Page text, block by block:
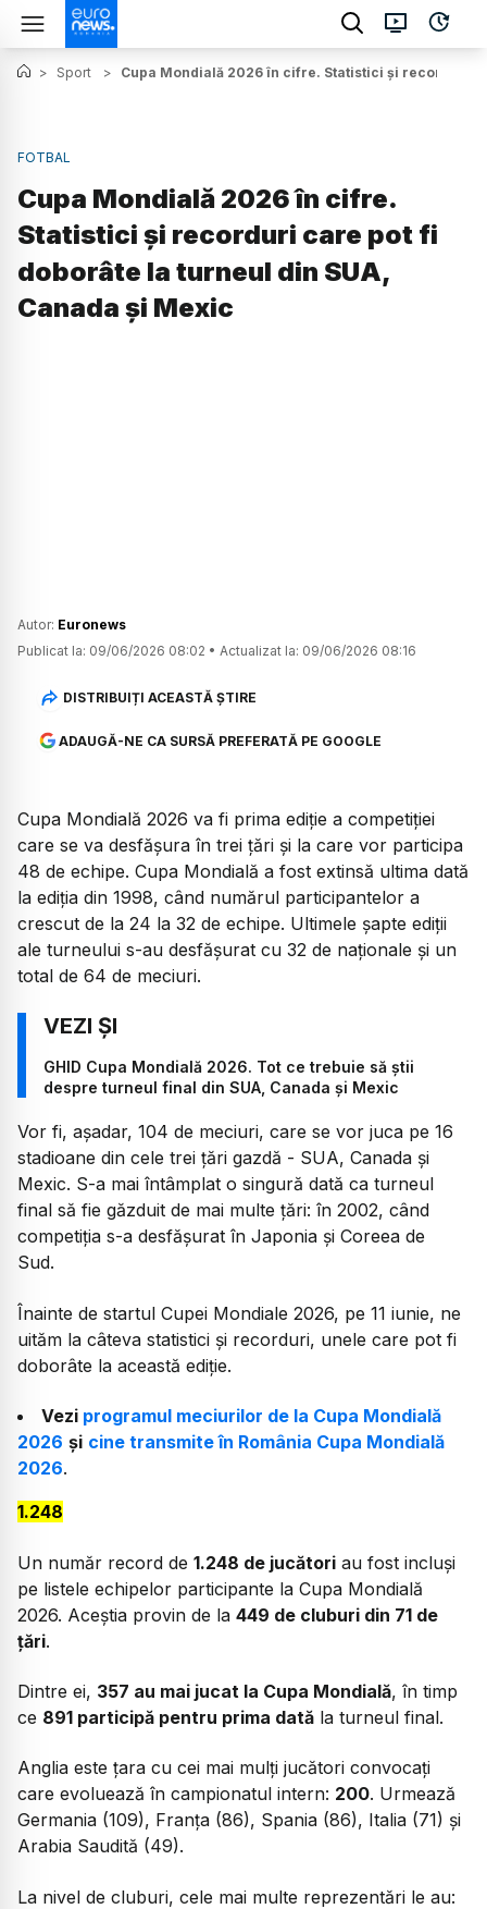
> Sport > Cupa Mondială 2026 în cifre. Statistici și recorduri
FOTBAL
Cupa Mondială 2026 în cifre.
Statistici și recorduri care pot fi
doborâte la turneul din SUA,
Canada și Mexic
Autor: Euronews
Publicat la: 09/06/2026 08:02 • Actualizat la: 09/06/2026 08:16
DISTRIBUIȚI ACEASTĂ ȘTIRE
ADAUGĂ-NE CA SURSĂ PREFERATĂ PE GOOGLE
Cupa Mondială 2026 va fi prima ediție a competiției
care se va desfășura în trei țări și la care vor participa
48 de echipe. Cupa Mondială a fost extinsă ultima dată
la ediția din 1998, când numărul participantelor a
crescut de la 24 la 32 de echipe. Ultimele șapte ediții
ale turneului s-au desfășurat cu 32 de naționale și un
total de 64 de meciuri.
GHID Cupa Mondială 2026. Tot ce trebuie să știi
despre turneul final din SUA, Canada și Mexic
Vor fi, așadar, 104 de meciuri, care se vor juca pe 16
stadioane din cele trei țări gazdă - SUA, Canada și
Mexic. S-a mai întâmplat o singură dată ca turneul
final să fie găzduit de mai multe țări: în 2002, când
competiția s-a desfășurat în Japonia și Coreea de
Sud.
Înainte de startul Cupei Mondiale 2026, pe 11 iunie, ne
uităm la câteva statistici și recorduri, unele care pot fi
doborâte la această ediție.
Vezi programul meciurilor de la Cupa Mondială
2026 și cine transmite în România Cupa Mondială
2026.
1.248
Un număr record de 1.248 de jucători au fost incluși
pe listele echipelor participante la Cupa Mondială
2026. Aceștia provin de la 449 de cluburi din 71 de
țări.
Dintre ei, 357 au mai jucat la Cupa Mondială, în timp
ce 891 participă pentru prima dată la turneul final.
Anglia este țara cu cei mai mulți jucători convocați
care evoluează în campionatul intern: 200. Urmează
Germania (109), Franța (86), Spania (86), Italia (71) și
Arabia Saudită (49).
La nivel de cluburi, cele mai multe reprezentări le au: